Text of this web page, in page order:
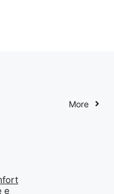
More
e